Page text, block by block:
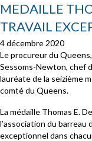
MEDAILLE
TRAVAIL
4 décembre 2020
Le procureur du
Sessoms-Newton, chef
lauréate de la seizième
comté du Queens.
La médaille Thomas E.
l’association du barreau
exceptionnel dans